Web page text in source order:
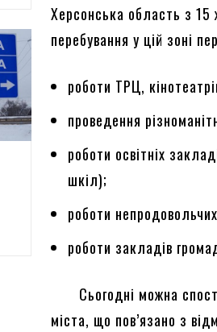
Херсонська область з
перебування у цій зоні
роботи ТРЦ,
проведення
роботи освітніх
шкіл);
роботи
роботи закладів
Сьогодні можна
міста, що пов’язано з